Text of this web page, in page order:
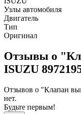
Узлы автомобиля
Двигатель
Тип
Оригинал
Отзывы о
ISUZU
Отзывов о "Клапан
нет.
Будьте первым!